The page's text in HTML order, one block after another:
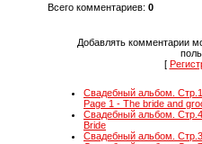
Всего комментариев: 0
Добавлять комментарии
[
Свадебный альбом.
Page 1 - The bride and
Свадебный альбом.
Bride
Свадебный альбом.